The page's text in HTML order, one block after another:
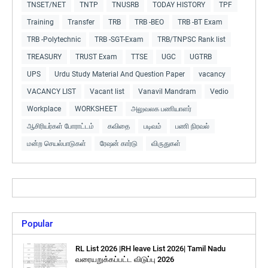
TNSET/NET TNTP TNUSRB TODAY HISTORY TPF
Training Transfer TRB TRB -BEO TRB -BT Exam
TRB -Polytechnic TRB -SGT-Exam TRB/TNPSC Rank list
TREASURY TRUST Exam TTSE UGC UGTRB
UPS Urdu Study Material And Question Paper vacancy
VACANCY LIST Vacant list Vanavil Mandram Vedio
Workplace WORKSHEET அலுவலக பணியாளர்
ஆசிரியர்கள் போராட்டம் கவிதை படிவம் பணி நிரவல்
மன்ற செயல்பாடுகள் ரேஷன் கார்டு விருதுகள்
Popular
RL List 2026 |RH leave List 2026| Tamil Nadu
வரையறுக்கப்பட்ட விடுப்பு 2026